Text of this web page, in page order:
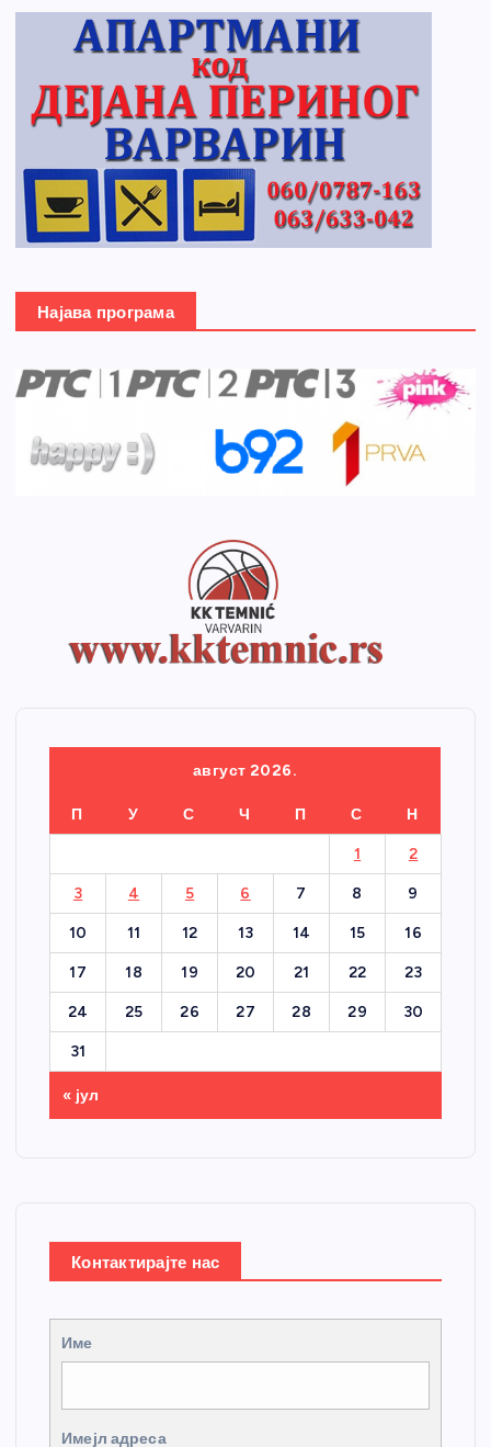
Најава програма
август 2026.
П У С Ч П С Н
1 2
3 4 5 6 7 8 9
10 11 12 13 14 15 16
17 18 19 20 21 22 23
24 25 26 27 28 29 30
31
« јул
Контактирајте нас
Име
Имејл адреса